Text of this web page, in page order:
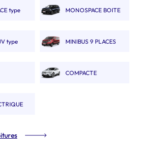
type
MONOSPACE BOITE
type
MINIBUS 9 PLACES
COMPACTE